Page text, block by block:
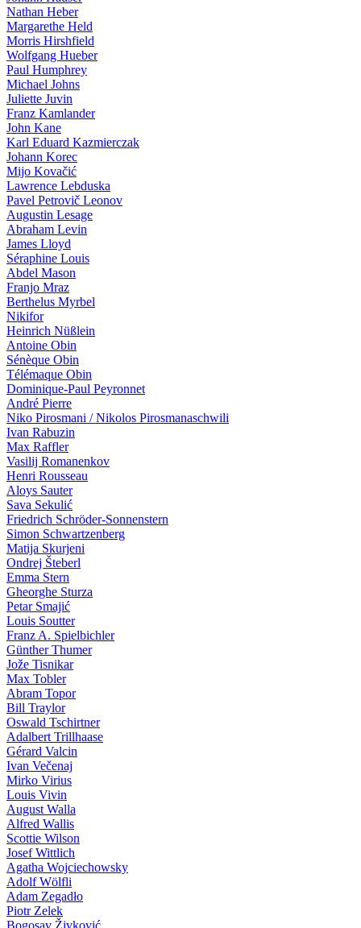
Nathan Heber
Margarethe Held
Morris Hirshfield
Wolfgang Hueber
Paul Humphrey
Michael Johns
Juliette Juvin
Franz Kamlander
John Kane
Karl Eduard Kazmierczak
Johann Korec
Mijo Kovačić
Lawrence Lebduska
Pavel Petrovič Leonov
Augustin Lesage
Abraham Levin
James Lloyd
Séraphine Louis
Abdel Mason
Franjo Mraz
Berthelus Myrbel
Nikifor
Heinrich Nüßlein
Antoine Obin
Sénèque Obin
Télémaque Obin
Dominique-Paul Peyronnet
André Pierre
Niko Pirosmani / Nikolos Pirosmanaschwili
Ivan Ra­bu­zin
Max Raffler
Vasilij Romanenkov
Henri Rousseau
Aloys Sauter
Sava Sekulić
Friedrich Schröder-Sonnenstern
Simon Schwartzenberg
Matija Skurjeni
Ondrej Šteberl
Emma Stern
Gheorghe Sturza
Petar Smajić
Louis Soutter
Franz A. Spielbichler
Günther Thumer
Jože Tisnikar
Max Tobler
Abram Topor
Bill Traylor
Oswald Tschirtner
Adalbert Trillhaase
Gérard Valcin
Ivan Večenaj
Mirko Virius
Louis Vivin
August Walla
Alfred Wallis
Scottie Wilson
Josef Wittlich
Agatha Wojciechowsky
Adolf Wölfli
Adam Zegadło
Piotr Zelek
Bogosav Živković